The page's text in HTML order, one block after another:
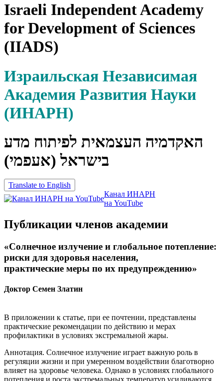
Israeli Independent Academy
for Development of Sciences
(IIADS)
Израильская Независимая
Академия Развития Науки
(ИНАРН)
האקדמיה העצמאית לפיתוח מדע
בישראל (אעפמי)
Translate to English
Канал ИНАРН
на YouTube
Публикации членов академии
«Солнечное излучение и глобальное потепление:
риски для здоровья населения,
практические меры по их предупреждению»
Доктор Семен Златин
В приложении к статье, при ее почтении, представлены
практические рекомендации по действию и мерах
профилактики в условиях экстремальной жары.
Аннотация. Солнечное излучение играет важную роль в
регуляции жизни и при умеренном воздействии благотворно
влияет на здоровье человека. Однако в условиях глобального
потепления и роста экстремальных температур усиливаются